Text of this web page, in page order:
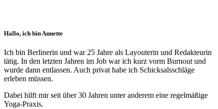
Hallo, ich bin Annette
Ich bin Berlinerin und war 25 Jahre als Layouterin und Redak­teurin
tätig. In den letzten Jahren im Job war ich kurz vorm Burnout und
wurde dann ent­lassen. Auch privat habe ich Schick­sals­schläge
erleben müssen.
Dabei hilft mir seit über 30 Jahren unter anderem eine regelmäßige
Yoga-Praxis.